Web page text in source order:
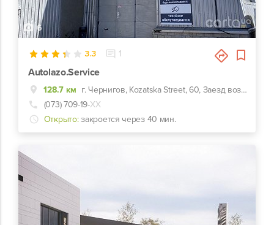
6
3.3 1
Autolazo.Service
128.7 км
г. Чернигов, Kozatska Street, 60, Заезд возле заправки Vengo
(073) 709-19-ХХ
Открыто: закроется через 40 мин.